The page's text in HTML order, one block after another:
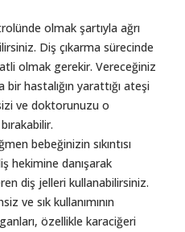
olmak şartıyla ağrı
Diş çıkarma sürecinde
olmak gerekir. Vereceğiniz
hastalığın yarattığı ateşi
ve doktorunuzu o
bebeğinizin sıkıntısı
hekimine danışarak
diş jelleri kullanabilirsiniz.
ve sık kullanımının
özellikle karaciğeri